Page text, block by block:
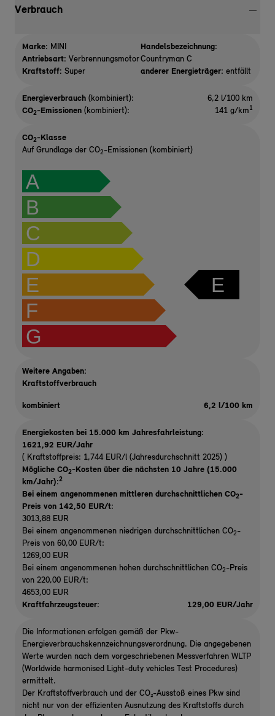
Verbrauch
Marke: MINI
Antriebsart: Verbrennungsmotor
Kraftstoff: Super
Handelsbezeichnung:
Countryman C
anderer Energieträger: entfällt
Energieverbrauch (kombiniert):
6,2 l/100 km
CO2-Emissionen (kombiniert): 141 g/km1
CO2-Klasse
Auf Grundlage der CO2-Emissionen (kombiniert)
A
B
C
D
E
F
G
E
Weitere Angaben:
Kraftstoffverbrauch
kombiniert 6,2 l/100 km
Energiekosten bei 15.000 km Jahresfahrleistung:
1621,92 EUR/Jahr
( Kraftstoffpreis: 1,744 EUR/l (Jahresdurchschnitt 2025) )
Mögliche CO2-Kosten über die nächsten 10 Jahre (15.000
km/Jahr):2
Bei einem angenommenen mittleren durchschnittlichen CO2-
Preis von 142,50 EUR/t:
3013,88 EUR
Bei einem angenommenen niedrigen durchschnittlichen CO2-
Preis von 60,00 EUR/t:
1269,00 EUR
Bei einem angenommenen hohen durchschnittlichen CO2-Preis
von 220,00 EUR/t:
4653,00 EUR
Kraftfahrzeugsteuer:
129,00 EUR/Jahr
Die Informationen erfolgen gemäß der Pkw-
Energieverbrauchskennzeichnungsverordnung. Die angegebenen
Werte wurden nach dem vorgeschriebenen Messverfahren WLTP
(Worldwide harmonised Light-duty vehicles Test Procedures)
ermittelt.
Der Kraftstoffverbrauch und der CO₂-Ausstoß eines Pkw sind
nicht nur von der effizienten Ausnutzung des Kraftstoffs durch